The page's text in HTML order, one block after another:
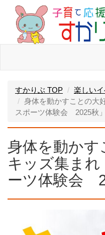
すかりぶ TOP
楽しい
身体を動かすことの大
スポーツ体験会 2025秋」
身体を動かす
キッズ集ま
ーツ体験会